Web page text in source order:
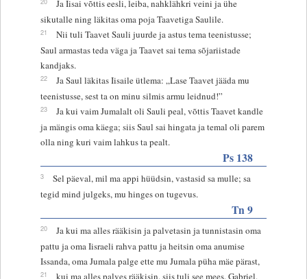
Ja Iisai võttis eesli, leiba, nahklähkri veini ja ühe
sikutalle ning läkitas oma poja Taavetiga Saulile.
21
Nii tuli Taavet Sauli juurde ja astus tema teenistusse;
Saul armastas teda väga ja Taavet sai tema sõjariistade
kandjaks.
22
Ja Saul läkitas Iisaile ütlema: „Lase Taavet jääda mu
teenistusse, sest ta on minu silmis armu leidnud!”
23
Ja kui vaim Jumalalt oli Sauli peal, võttis Taavet kandle
ja mängis oma käega; siis Saul sai hingata ja temal oli parem
olla ning kuri vaim lahkus ta pealt.
Ps 138
3
Sel päeval, mil ma appi hüüdsin, vastasid sa mulle; sa
tegid mind julgeks, mu hinges on tugevus.
Tn 9
20
Ja kui ma alles rääkisin ja palvetasin ja tunnistasin oma
pattu ja oma Iisraeli rahva pattu ja heitsin oma anumise
Issanda, oma Jumala palge ette mu Jumala püha mäe pärast,
21
kui ma alles palves rääkisin, siis tuli see mees, Gabriel,